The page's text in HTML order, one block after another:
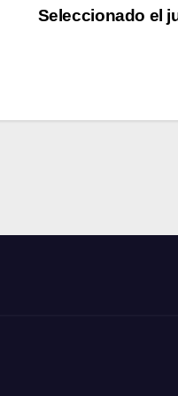
Seleccionado el